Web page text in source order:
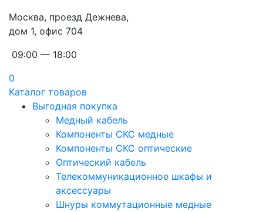
Москва, проезд Дежнева,
дом 1, офис 704
09:00 — 18:00
0
Каталог товаров
Выгодная покупка
Медный кабель
Компоненты СКС медные
Компоненты СКС оптические
Оптический кабель
Телекоммуникационное шкафы и
аксессуары
Шнуры коммутационные медные